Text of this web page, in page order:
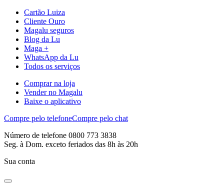
Cartão Luiza
Cliente Ouro
Magalu seguros
Blog da Lu
Maga +
WhatsApp da Lu
Todos os serviços
Comprar na loja
Vender no Magalu
Baixe o aplicativo
Compre pelo telefoneCompre pelo chat
Número de telefone 0800 773 3838
Seg. à Dom. exceto feriados das 8h às 20h
Sua conta